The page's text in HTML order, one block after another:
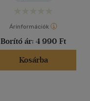
Árinformációk
Borító ár: 4 990 Ft
Kosárba